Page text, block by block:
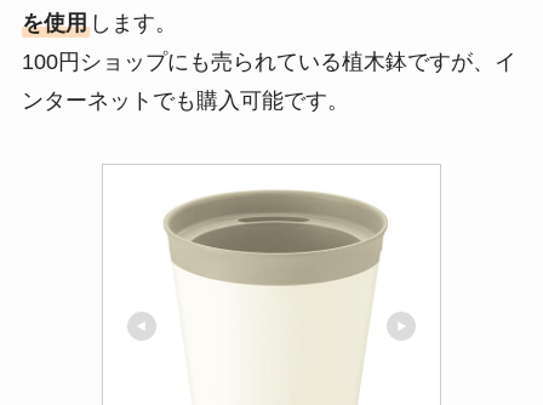
を使用します。
100円ショップにも売られている植木鉢ですが、イ
ンターネットでも購入可能です。